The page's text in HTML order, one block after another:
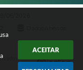
ACEITAR
-